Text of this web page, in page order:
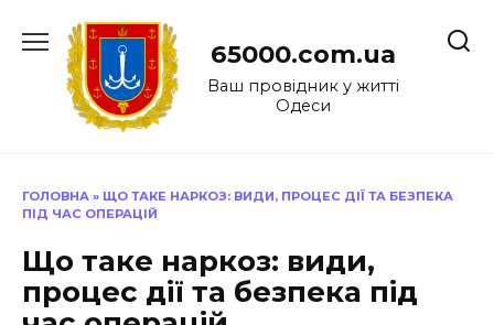
до
65000.com.ua
Ваш провідник у житті
Одеси
ГОЛОВНА » ЩО ТАКЕ НАРКОЗ: ВИДИ, ПРОЦЕС ДІЇ ТА БЕЗПЕКА
ПІД ЧАС ОПЕРАЦІЙ
Що таке наркоз: види,
процес дії та безпека під